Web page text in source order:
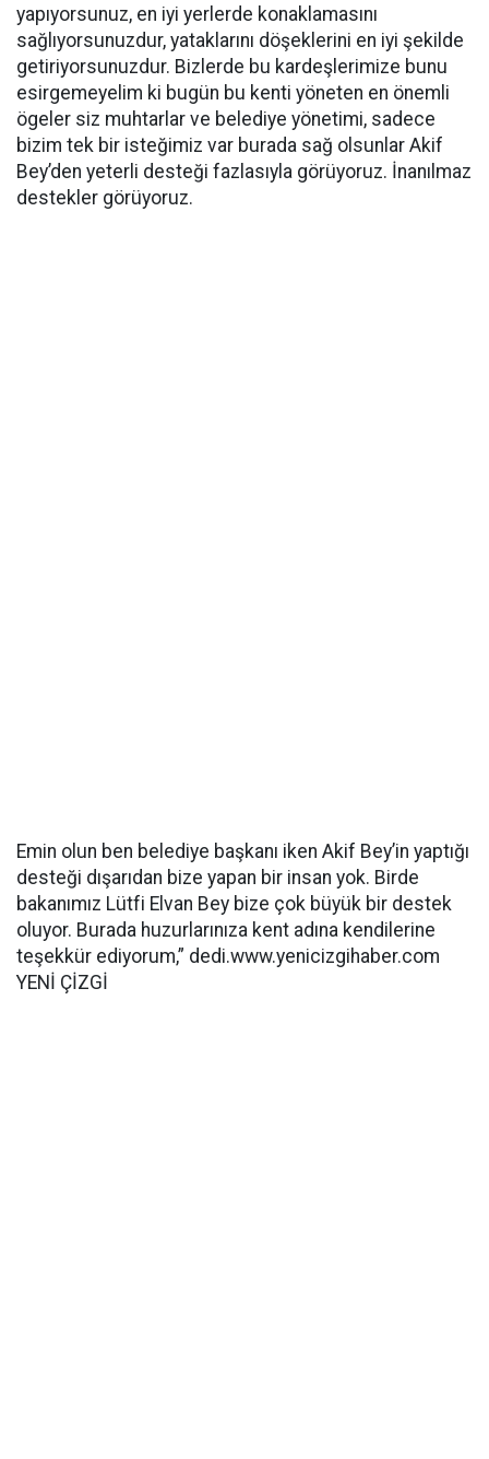
yapıyorsunuz, en iyi yerlerde konaklamasını
sağlıyorsunuzdur, yataklarını döşeklerini en iyi şekilde
getiriyorsunuzdur. Bizlerde bu kardeşlerimize bunu
esirgemeyelim ki bugün bu kenti yöneten en önemli
ögeler siz muhtarlar ve belediye yönetimi, sadece
bizim tek bir isteğimiz var burada sağ olsunlar Akif
Bey’den yeterli desteği fazlasıyla görüyoruz. İnanılmaz
destekler görüyoruz.
Emin olun ben belediye başkanı iken Akif Bey’in yaptığı
desteği dışarıdan bize yapan bir insan yok. Birde
bakanımız Lütfi Elvan Bey bize çok büyük bir destek
oluyor. Burada huzurlarınıza kent adına kendilerine
teşekkür ediyorum,” dedi.www.yenicizgihaber.com
YENİ ÇİZGİ